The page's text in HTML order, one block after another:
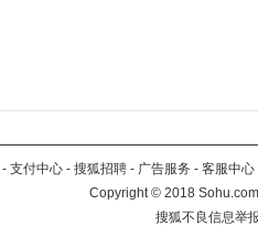
- 支付中心 - 搜狐招聘 - 广告服务 - 客服中心
Copyright©2018
搜狐不良信息举